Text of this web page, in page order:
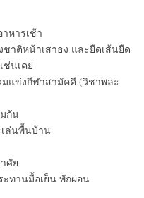
หารเช้า
ชาติหน้าเสาธง และยืดเส้นยืด
ช่นเคย
มแข่งกีฬาสามัคคี (วิชาพละ
กัน
เล่นพื้นบ้าน
ศัย
ะทานมื้อเย็น พักผ่อน